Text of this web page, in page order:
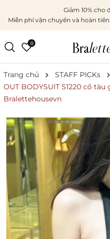
Giảm 10% cho
Miễn phí vận chuyển và hoàn
0
Trang chủ STAFF PICKs
OUT BODYSUIT S1220 cổ
Bralettehousevn